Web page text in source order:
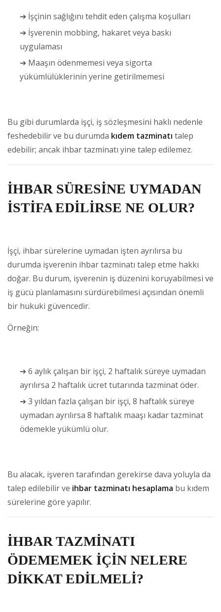
➔ İşçinin sağlığını tehdit eden çalışma koşulları
➔ İşverenin mobbing, hakaret veya baskı
uygulaması
➔ Maaşın ödenmemesi veya sigorta
yükümlülüklerinin yerine getirilmemesi
Bu gibi durumlarda işçi, iş sözleşmesini haklı nedenle
feshedebilir ve bu durumda kıdem tazminatı talep
edebilir; ancak ihbar tazminatı yine talep edilemez.
İHBAR SÜRESİNE UYMADAN
İSTİFA EDİLİRSE NE OLUR?
İşçi, ihbar sürelerine uymadan işten ayrılırsa bu
durumda işverenin ihbar tazminatı talep etme hakkı
doğar. Bu durum, işverenin iş düzenini koruyabilmesi ve
iş gücü planlamasını sürdürebilmesi açısından önemli
bir hukuki güvencedir.
Örneğin:
➔ 6 aylık çalışan bir işçi, 2 haftalık süreye uymadan
ayrılırsa 2 haftalık ücret tutarında tazminat öder.
➔ 3 yıldan fazla çalışan bir işçi, 8 haftalık süreye
uymadan ayrılırsa 8 haftalık maaşı kadar tazminat
ödemekle yükümlü olur.
Bu alacak, işveren tarafından gerekirse dava yoluyla da
talep edilebilir ve ihbar tazminatı hesaplama bu kıdem
sürelerine göre yapılır.
İHBAR TAZMİNATI
ÖDEMEMEK İÇİN NELERE
DİKKAT EDİLMELİ?